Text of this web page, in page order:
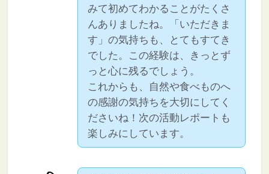
みて初めてわかることがたくさ
んありましたね。「いただきま
す」の気持ちも、とてもすてき
でした。この経験は、きっとず
っと心に残るでしょう。
これからも、自然や食べものへ
の感謝の気持ちを大切にしてく
ださいね！次の活動レポートも
楽しみにしています。